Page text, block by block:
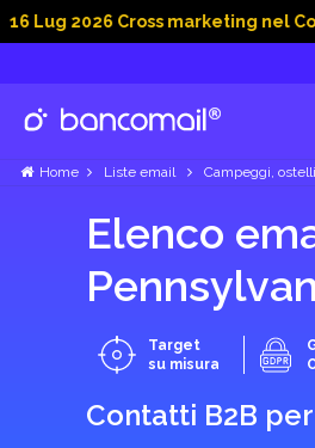
Cross marketing nel Cold B2B:
Home Liste email Campeggi,
Elenco
Target
su misura
Contatti B2B